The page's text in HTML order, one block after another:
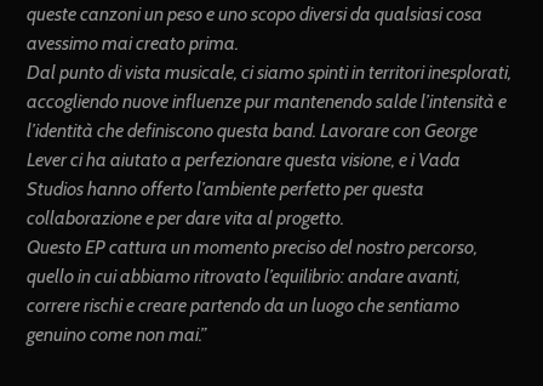
queste canzoni un peso e uno scopo diversi da qualsiasi cosa
avessimo mai creato prima.
Dal punto di vista musicale, ci siamo spinti in territori inesplorati,
accogliendo nuove influenze pur mantenendo salde l’intensità e
l’identità che definiscono questa band. Lavorare con George
Lever ci ha aiutato a perfezionare questa visione, e i Vada
Studios hanno offerto l’ambiente perfetto per questa
collaborazione e per dare vita al progetto.
Questo EP cattura un momento preciso del nostro percorso,
quello in cui abbiamo ritrovato l’equilibrio: andare avanti,
correre rischi e creare partendo da un luogo che sentiamo
genuino come non mai.”